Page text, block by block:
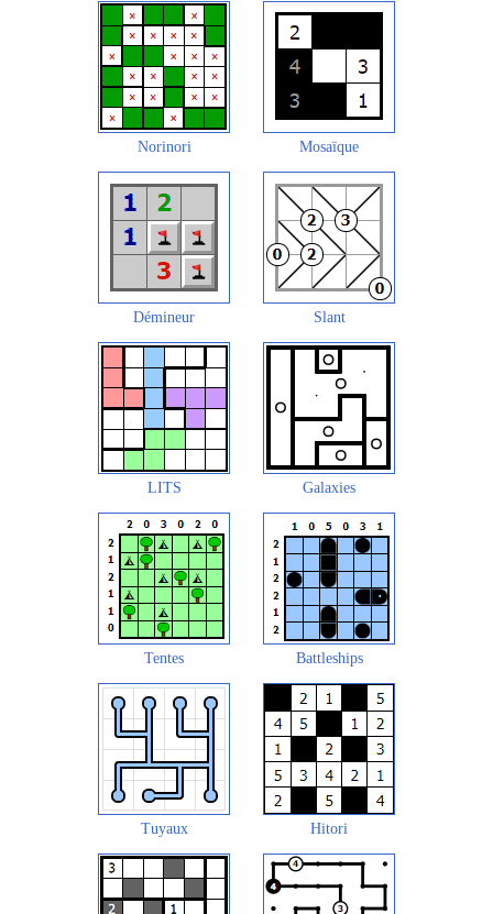
Norinori Mosaïque
Démineur Slant
LITS Galaxies
Tentes Battleships
Tuyaux Hitori